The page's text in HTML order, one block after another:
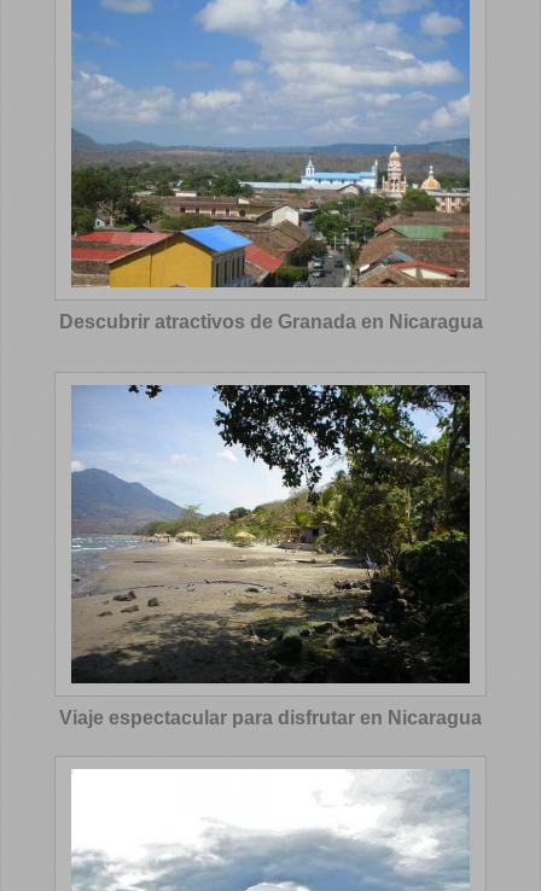
Descubrir atractivos de Granada en Nicaragua
Viaje espectacular para disfrutar en Nicaragua